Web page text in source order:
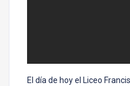
El día de hoy el Liceo